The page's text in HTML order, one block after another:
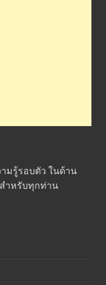
ามรู้รอบตัว ในด้าน
ำหรับทุกท่าน